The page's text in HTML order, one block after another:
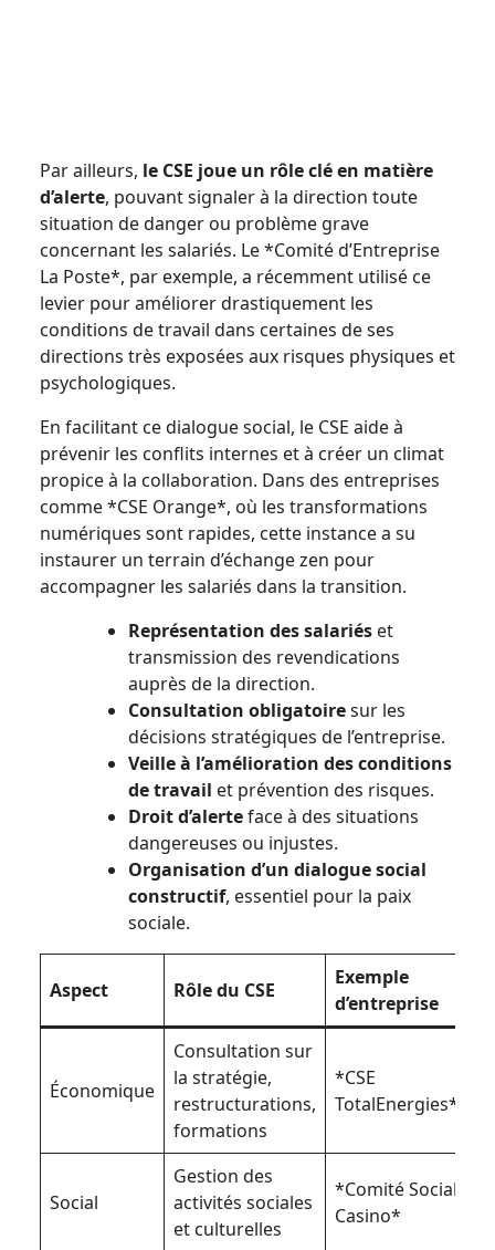
Par ailleurs, le CSE joue un rôle clé en matière
d’alerte, pouvant signaler à la direction toute
situation de danger ou problème grave
concernant les salariés. Le *Comité d’Entreprise
La Poste*, par exemple, a récemment utilisé ce
levier pour améliorer drastiquement les
conditions de travail dans certaines de ses
directions très exposées aux risques physiques et
psychologiques.
En facilitant ce dialogue social, le CSE aide à
prévenir les conflits internes et à créer un climat
propice à la collaboration. Dans des entreprises
comme *CSE Orange*, où les transformations
numériques sont rapides, cette instance a su
instaurer un terrain d’échange zen pour
accompagner les salariés dans la transition.
Représentation des salariés et
transmission des revendications
auprès de la direction.
Consultation obligatoiresur les
décisions stratégiques de l’entreprise.
Veille à l’amélioration des conditions
de travail et prévention des risques.
Droit d’alerteface à des situations
dangereuses ou injustes.
Organisation d’un dialogue social
constructif, essentiel pour la paix
sociale.
Aspect Rôle du CSE
Exemple
d’entreprise
Économique
Consultation sur
la stratégie,
restructurations,
formations
*CSE
TotalEnergies*
Social
Gestion des
activités sociales
et culturelles
*Comité Social
Casino*